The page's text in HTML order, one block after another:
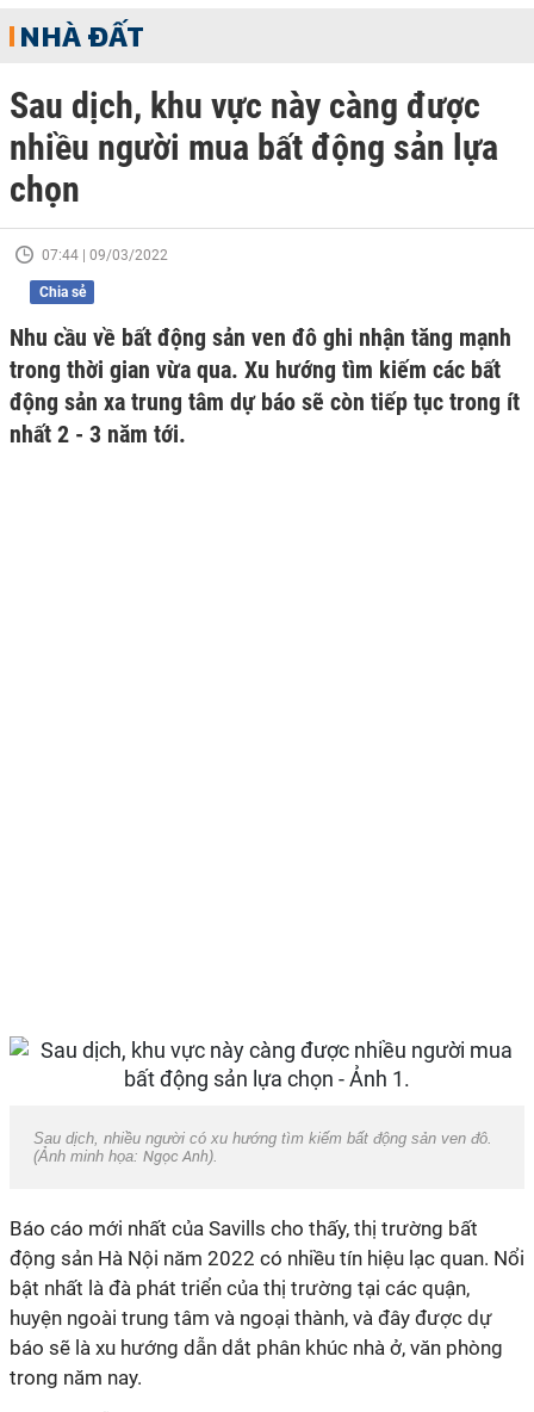
NHÀ ĐẤT
Sau dịch, khu vực này càng được
nhiều người mua bất động sản lựa
chọn
07:44 | 09/03/2022
Chia sẻ
Nhu cầu về bất động sản ven đô ghi nhận tăng mạnh
trong thời gian vừa qua. Xu hướng tìm kiếm các bất
động sản xa trung tâm dự báo sẽ còn tiếp tục trong ít
nhất 2 - 3 năm tới.
Sau dịch, nhiều người có xu hướng tìm kiếm bất động sản ven đô.
(Ảnh minh họa: Ngọc Anh).
Báo cáo mới nhất của Savills cho thấy, thị trường bất
động sản Hà Nội năm 2022 có nhiều tín hiệu lạc quan. Nổi
bật nhất là đà phát triển của thị trường tại các quận,
huyện ngoài trung tâm và ngoại thành, và đây được dự
báo sẽ là xu hướng dẫn dắt phân khúc nhà ở, văn phòng
trong năm nay.